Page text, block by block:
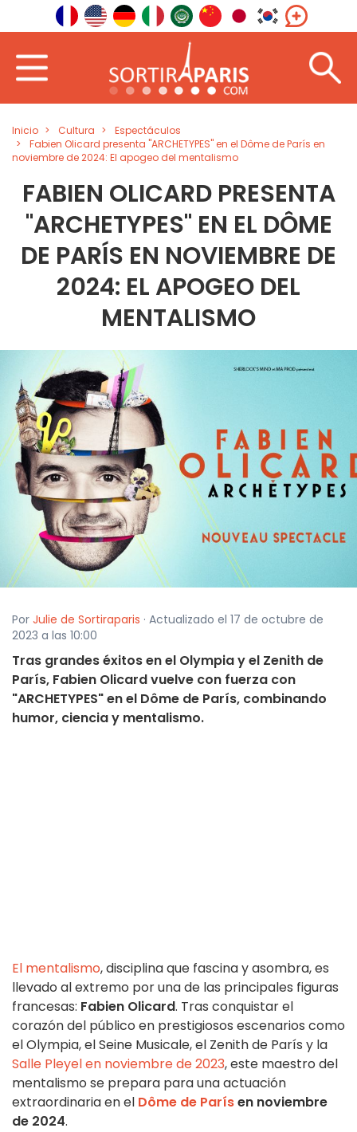
Inicio Cultura
Espectáculos
Fabien Olicard presenta "ARCHETYPES" en el Dôme de París en
noviembre de 2024: El apogeo del mentalismo
FABIEN OLICARD PRESENTA
"ARCHETYPES" EN EL DÔME
DE PARÍS EN NOVIEMBRE DE
2024: EL APOGEO DEL
MENTALISMO
Por Julie de Sortiraparis · Actualizado el 17 de octubre de
2023 a las 10:00
Tras grandes éxitos en el Olympia y el Zenith de
París, Fabien Olicard vuelve con fuerza con
"ARCHETYPES" en el Dôme de París, combinando
humor, ciencia y mentalismo.
El mentalismo, disciplina que fascina y asombra, es
llevado al extremo por una de las principales figuras
francesas: Fabien Olicard. Tras conquistar el
corazón del público en prestigiosos escenarios como
el Olympia, el Seine Musicale, el Zenith de París y la
Salle Pleyel en noviembre de 2023, este maestro del
mentalismo se prepara para una actuación
extraordinaria en el Dôme de Parísen noviembre
de 2024.